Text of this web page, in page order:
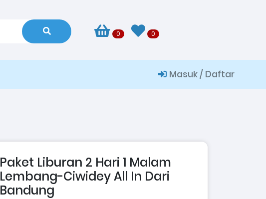
0 0
Masuk / Daftar
Paket Liburan 2 Hari 1 Malam
Lembang-Ciwidey All In Dari
Bandung